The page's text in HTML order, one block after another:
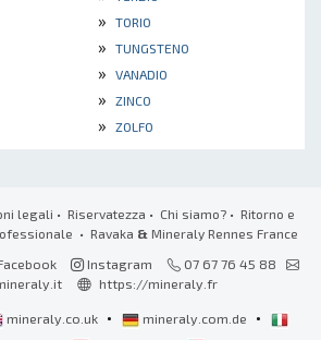
» TORIO
» TUNGSTENO
» VANADIO
» ZINCO
» ZOLFO
legali • Riservatezza • Chi siamo?• Ritorno e
• Ravaka & Mineraly Rennes France
Instagram
07 67 76 45 88
https://mineraly.fr
mineraly.co.uk • mineraly.com.de •